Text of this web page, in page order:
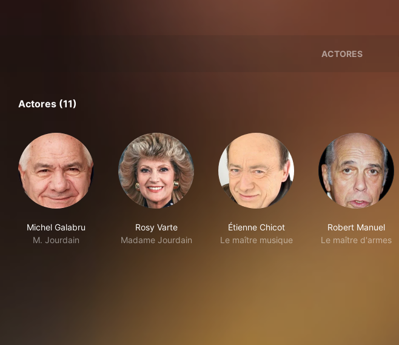
ACTORES
Actores (11)
Michel Galabru
M. Jourdain
Rosy Varte
Madame Jourdain
Étienne Chicot
Le maître musique
Robert Manuel
Le maître d'armes